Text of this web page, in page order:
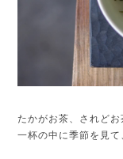
たかがお茶、されどお
一杯の中に季節を見て